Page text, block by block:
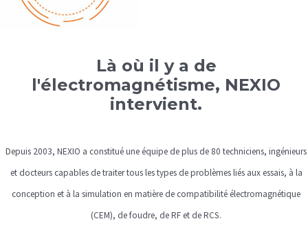
Là où il y a de
l'électromagnétisme, NEXIO
intervient.
Depuis 2003, NEXIO a constitué une équipe de plus de 80 techniciens, ingénieurs
et docteurs capables de traiter tous les types de problèmes liés aux essais, à la
conception et à la simulation en matière de compatibilité électromagnétique
(CEM), de foudre, de RF et de RCS.